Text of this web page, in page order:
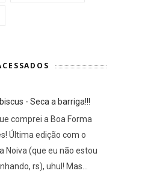
- Seca a barriga!!!
comprei a Boa Forma
Última edição com o
Noiva (que eu não estou
rs), uhul! Mas...